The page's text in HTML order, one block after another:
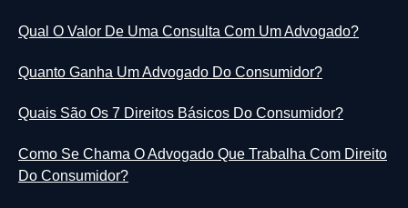
Qual O Valor De Uma Consulta Com Um Advogado?
Quanto Ganha Um Advogado Do Consumidor?
Quais São Os 7 Direitos Básicos Do Consumidor?
Como Se Chama O Advogado Que Trabalha Com Direito
Do Consumidor?